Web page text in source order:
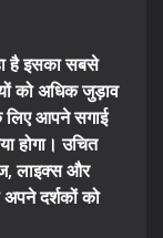
है इसका सबसे
को अधिक जुड़ाव
आपने सगाई
होगा। उचित
लाइक्स और
दर्शकों को